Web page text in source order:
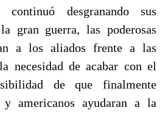
continuó desgranando sus
gran guerra, las poderosas
a los aliados frente a las
necesidad de acabar con el
de que finalmente
y americanos ayudaran a la